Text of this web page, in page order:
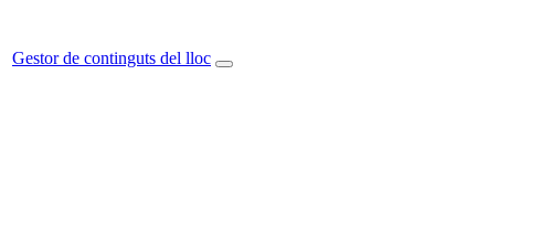
Gestor de continguts del lloc